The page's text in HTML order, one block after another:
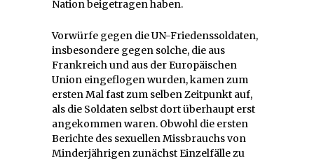
Nation beigetragen haben.
Vorwürfe gegen die UN-Friedenssoldaten,
insbesondere gegen solche, die aus
Frankreich und aus der Europäischen
Union eingeflogen wurden, kamen zum
ersten Mal fast zum selben Zeitpunkt auf,
als die Soldaten selbst dort überhaupt erst
angekommen waren. Obwohl die ersten
Berichte des sexuellen Missbrauchs von
Minderjährigen zunächst Einzelfälle zu